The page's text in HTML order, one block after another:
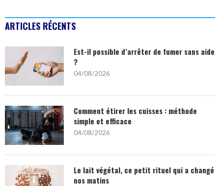
ARTICLES RÉCENTS
Est-il possible d’arrêter de fumer sans aide
?
04/08/2026
Comment étirer les cuisses : méthode
simple et efficace
04/08/2026
Le lait végétal, ce petit rituel qui a changé
nos matins